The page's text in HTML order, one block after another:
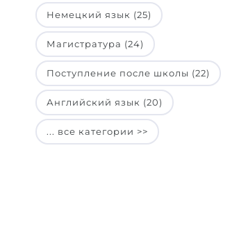
Немецкий язык (25)
Магистратура (24)
Поступление после школы (22)
Английский язык (20)
... все категории >>